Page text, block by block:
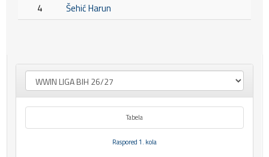
4
Šehić Harun
Tabela
Raspored 1. kola